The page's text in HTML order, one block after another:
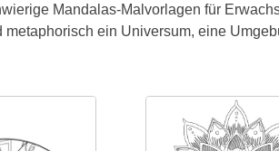
Mandalas-Malvorlagen für
metaphorisch ein Universum, eine